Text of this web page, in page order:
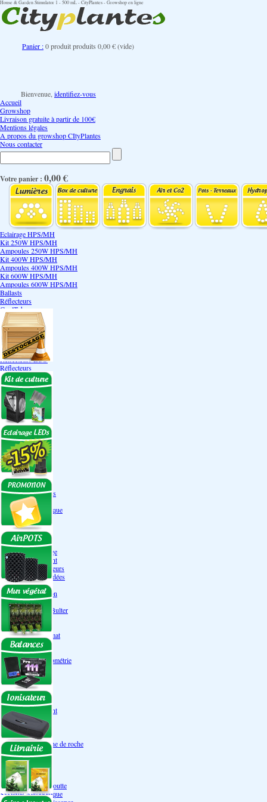
House & Garden Stimulator 1 - 500 mL - CityPlantes - Growshop en ligne
Panier :0produitproduits 0,00 €(vide)
Bienvenue, identifiez-vous
Accueil
Growshop
Livraison gratuite à partir de 100€
Mentions légales
A propos du growshop CItyPlantes
Nous contacter
Votre panier : 0,00 €
Eclairage HPS/MH
Kit 250W HPS/MH
Ampoules 250W HPS/MH
Kit 400W HPS/MH
Ampoules 400W HPS/MH
Kit 600W HPS/MH
Ampoules 600W HPS/MH
Ballasts
Réflecteurs
CoolTube
Accessoires
Eclairages LEDs
Eclairages ECO
Kits ECO
Ampoules ECO
Réflecteurs ECO
Réflecteurs
Accessoires
Box Discount
Box par marque
Hortibox
Homebox
Dark Room II
GrowLab
Box par taille
Box 40 cm
Box 60 cm
Box 80-90 cm
Box 120 cm
Autres tailles Box
Box double étages
Engrais par familles
Engrais terre
Engrais hydroponique
Engrais-Coco
Boosters
Engrais Pack
Enzymes
Solutions de rinçage
Promotion Discount
Accessoires et doseurs
Engrais pour orchidées
Correcteurs PH
Extraction/Intraction
Ventilation
Ioniseur d'air -AirBulter
Filtre anti-odeur
Diffusion CO²
Contrôleurs de climat
Silencieux
Gaines
Température Hygrométrie
Humidificateurs
Accessoires
Pots - Substrats
Soucoupe
Air Pots originaux
Promotion Discount
Terraux
Autres substrats
Fibre Coco
Billes d'argile- Laine de roche
Irrigation
Orchidées
Système NFT
Ultraponie
Système goutte à goutte
Système Aéroponique